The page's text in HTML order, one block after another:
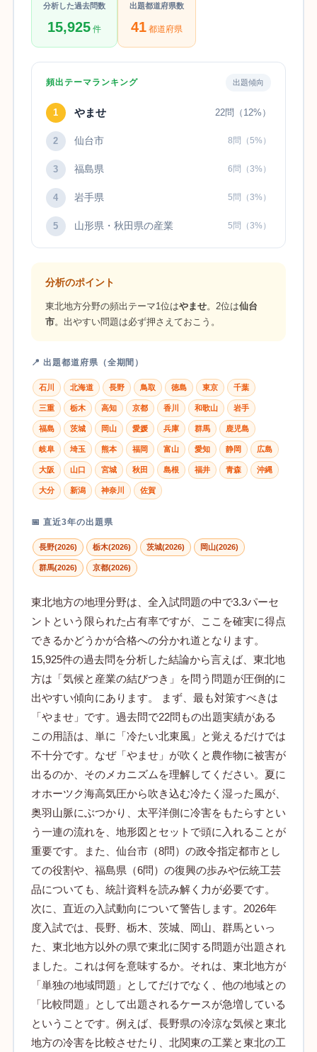
分析した過去問数
15,925件
出題都道府県数
41都道府県
頻出テーマランキング 出題傾向
1 やませ 22問（12%）
2 仙台市 8問（5%）
3 福島県 6問（3%）
4 岩手県 5問（3%）
5 山形県・秋田県の産業 5問（3%）
分析のポイント
東北地方分野の頻出テーマ1位はやませ。2位は仙台
市。出やすい問題は必ず押さえておこう。
📍 出題都道府県（全期間）
石川 北海道 長野 鳥取 徳島 東京 千葉
三重 栃木 高知 京都 香川 和歌山 岩手
福島 茨城 岡山 愛媛 兵庫 群馬 鹿児島
岐阜 埼玉 熊本 福岡 富山 愛知 静岡 広島
大阪 山口 宮城 秋田 島根 福井 青森 沖縄
大分 新潟 神奈川 佐賀
📅 直近3年の出題県
長野(2026) 栃木(2026) 茨城(2026) 岡山(2026)
群馬(2026) 京都(2026)
東北地方の地理分野は、全入試問題の中で3.3パーセ
ントという限られた占有率ですが、ここを確実に得点
できるかどうかが合格への分かれ道となります。
15,925件の過去問を分析した結論から言えば、東北地
方は「気候と産業の結びつき」を問う問題が圧倒的に
出やすい傾向にあります。 まず、最も対策すべきは
「やませ」です。過去問で22問もの出題実績がある
この用語は、単に「冷たい北東風」と覚えるだけでは
不十分です。なぜ「やませ」が吹くと農作物に被害が
出るのか、そのメカニズムを理解してください。夏に
オホーツク海高気圧から吹き込む冷たく湿った風が、
奥羽山脈にぶつかり、太平洋側に冷害をもたらすとい
う一連の流れを、地形図とセットで頭に入れることが
重要です。また、仙台市（8問）の政令指定都市とし
ての役割や、福島県（6問）の復興の歩みや伝統工芸
品についても、統計資料を読み解く力が必要です。
次に、直近の入試動向について警告します。2026年
度入試では、長野、栃木、茨城、岡山、群馬といっ
た、東北地方以外の県で東北に関する問題が出題され
ました。これは何を意味するか。それは、東北地方が
「単独の地域問題」としてだけでなく、他の地域との
「比較問題」として出題されるケースが急増している
ということです。例えば、長野県の冷涼な気候と東北
地方の冷害を比較させたり、北関東の工業と東北の工